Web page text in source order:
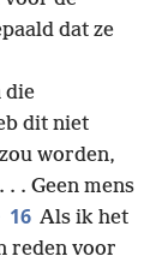
dat ze
die
dit niet
worden,
. Geen mens
16 Als ik het
reden voor